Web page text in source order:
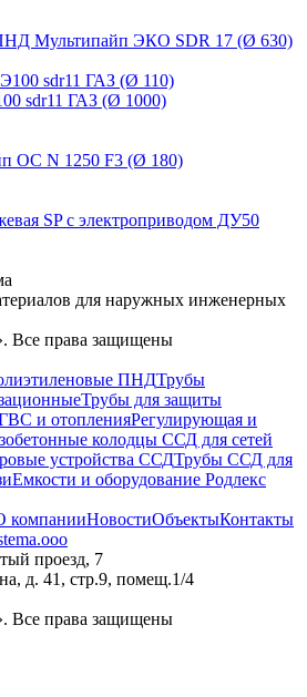
Мультипайп ЭКО SDR 17 (Ø 630)
sdr11 ГАЗ (Ø 1000)
ОС N 1250 F3 (Ø 180)
SP с электроприводом ДУ50
для наружных инженерных
Все права защищены
ПНДТрубы
Трубы для защиты
и отопленияРегулирующая и
колодцы ССД для сетей
устройства ССДТрубы ССД для
Емкости и оборудование Родлекс
компанииНовостиОбъектыКонтакты
проезд, 7
д. 41, стр.9, помещ.1/4
Все права защищены